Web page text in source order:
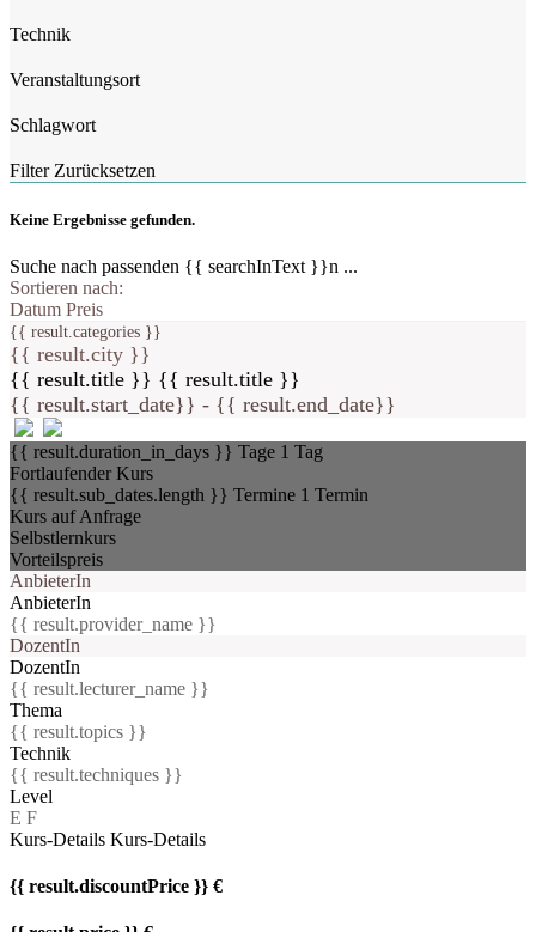
Technik
Veranstaltungsort
Schlagwort
Filter Zurücksetzen
Keine Ergebnisse gefunden.
Suche nach passenden {{ searchInText }}n ...
Sortieren nach:
Datum Preis
{{ result.categories }}
{{ result.city }}
{{ result.title }} {{ result.title }}
{{ result.start_date}} - {{ result.end_date}}
{{ result.duration_in_days }} Tage 1 Tag
Fortlaufender Kurs
{{ result.sub_dates.length }} Termine 1 Termin
Kurs auf Anfrage
Selbstlernkurs
Vorteilspreis
AnbieterIn
AnbieterIn
{{ result.provider_name }}
DozentIn
DozentIn
{{ result.lecturer_name }}
Thema
{{ result.topics }}
Technik
{{ result.techniques }}
Level
E F
Kurs-Details Kurs-Details
{{ result.discountPrice }} €